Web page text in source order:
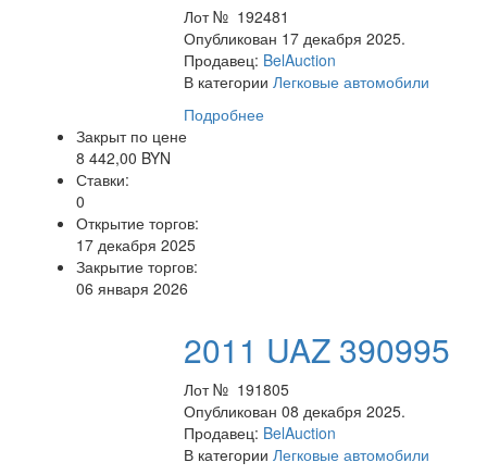
Лот № 192481
Опубликован 17 декабря 2025.
Продавец: BelAuction
В категорииЛегковые автомобили
Подробнее
Закрыт по цене
8 442,00 BYN
Ставки:
0
Открытие торгов:
17 декабря 2025
Закрытие торгов:
06 января 2026
2011 UAZ 390995
Лот № 191805
Опубликован 08 декабря 2025.
Продавец: BelAuction
В категорииЛегковые автомобили